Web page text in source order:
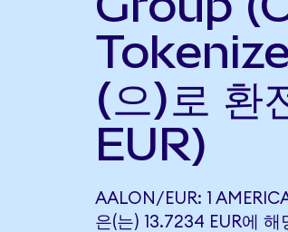
(으)로
EUR)
AALON/EUR: 1
은(는) 13.7234 EUR에 해